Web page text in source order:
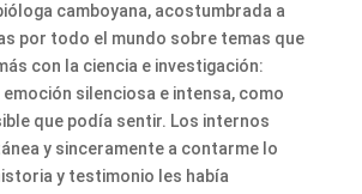
camboyana, acostumbrada a
por todo el mundo sobre temas que
con la ciencia e investigación:
emoción silenciosa e intensa, como
que podía sentir. Los internos
y sinceramente a contarme lo
y testimonio les había